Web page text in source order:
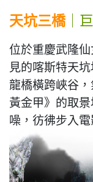
天坑三橋｜
位於重慶武隆
見的喀斯特天
龍橋橫跨峽谷
黃金甲》的取
噪，彷彿步入